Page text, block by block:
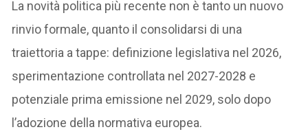
La novità politica più recente non è tanto un nuovo
rinvio formale, quanto il consolidarsi di una
traiettoria a tappe: definizione legislativa nel 2026,
sperimentazione controllata nel 2027-2028 e
potenziale prima emissione nel 2029, solo dopo
l’adozione della normativa europea.